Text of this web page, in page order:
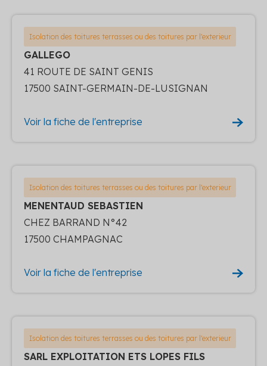
Isolation des toitures terrasses ou des toitures par l'exterieur
GALLEGO
41 ROUTE DE SAINT GENIS
17500 SAINT-GERMAIN-DE-LUSIGNAN
Voir la fiche de l'entreprise
Isolation des toitures terrasses ou des toitures par l'exterieur
MENENTAUD SEBASTIEN
CHEZ BARRAND N°42
17500 CHAMPAGNAC
Voir la fiche de l'entreprise
Isolation des toitures terrasses ou des toitures par l'exterieur
SARL EXPLOITATION ETS LOPES FILS